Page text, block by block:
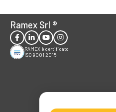
Ramex Srl ®
RAMEX è certificato
ISO 9001:2015